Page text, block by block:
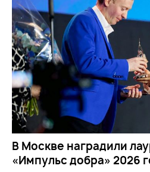
В Москве наградили
«Импульс добра» 2026